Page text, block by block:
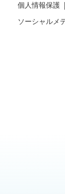
個人情報保護
ソーシャルメ